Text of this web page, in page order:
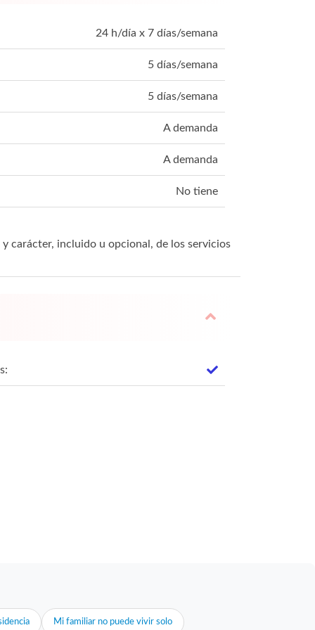
24 h/día x 7 días/semana
5 días/semana
5 días/semana
A demanda
A demanda
No tiene
carácter, incluido u opcional, de los servicios
Mi familiar no puede vivir solo